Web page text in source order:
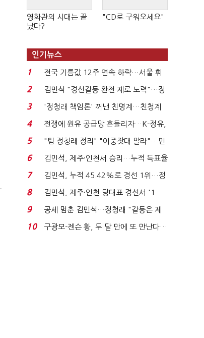
영화관의 시대는 끝
났다?
"CD로 구워오세요"
인기뉴스
1
전국 기름값 12주 연속 하락…서울 휘
발윳값 1909원...
2
김민석 "경선갈등 완전 제로 노력"…정
청래 "반명 공세 사...
3
'정청래 책임론' 꺼낸 친명계…친청계
는 추가투표 때리기...
4
전쟁에 원유 공급망 흔들리자…K-정유,
에너지안보 핵심...
5
"팀 정청래 정리" "이중잣대 말라"…민
주 최고위원 계파 다...
6
김민석, 제주·인천서 승리…누적 득표율
'1위 탈환'(종합)...
7
김민석, 누적 45.42%로 경선 1위…정
청래와 격차 0.86%p(...
8
김민석, 제주·인천 당대표 경선서 '1
위'(1보)...
9
공세 멈춘 김민석…정청래 "갈등은 제
가 수습"
10
구광모-젠슨 황, 두 달 만에 또 만난다…